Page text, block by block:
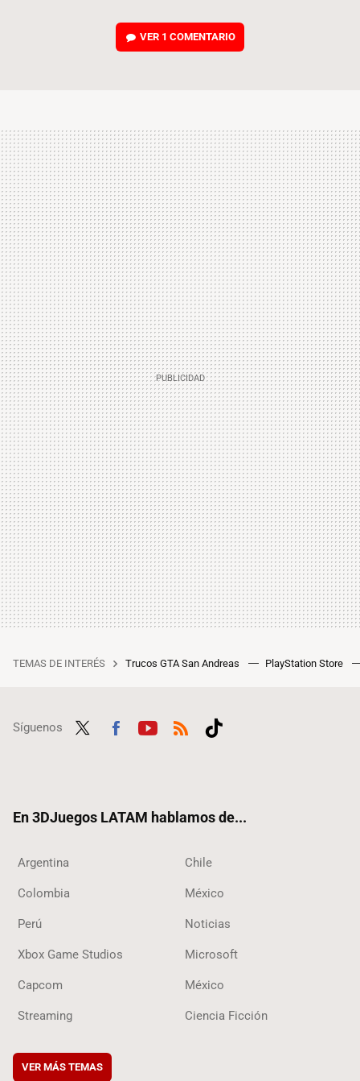
VER 1 COMENTARIO
TEMAS DE INTERÉS Trucos GTA San Andreas PlayStation Store
Síguenos
En 3DJuegos LATAM hablamos de...
Argentina Chile
Colombia México
Perú Noticias
Xbox Game Studios Microsoft
Capcom México
Streaming Ciencia Ficción
VER MÁS TEMAS